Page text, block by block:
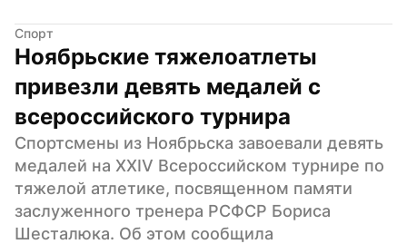
Спорт
Ноябрьские тяжелоатлеты
привезли девять медалей с
всероссийского турнира
Спортсмены из Ноябрьска завоевали девять
медалей на XXIV Всероссийском турнире по
тяжелой атлетике, посвященном памяти
заслуженного тренера РСФСР Бориса
Шесталюка. Об этом сообщила